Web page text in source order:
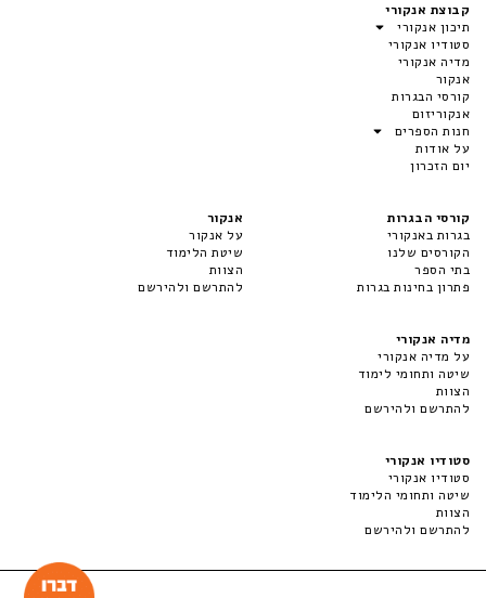
קבוצת אנקורי
תיכון אנקורי
סטודיו אנקורי
מדיה אנקורי
אנקור
קורסי הבגרות
אנקוריזום
חנות הספרים
על אודות
יום הזכרון
קורסי הבגרות
בגרות באנקורי
הקורסים שלנו
בתי הספר
פתרון בחינות בגרות
אנקור
על אנקור
שיטת הלימוד
הצוות
להתרשם ולהירשם
מדיה אנקורי
על מדיה אנקורי
שיטה ותחומי לימוד
הצוות
להתרשם ולהירשם
סטודיו אנקורי
סטודיו אנקורי
שיטה ותחומי הלימוד
הצוות
להתרשם ולהירשם